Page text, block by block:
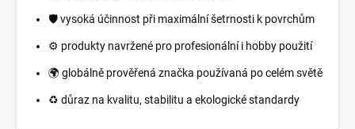
🛡️ vysoká účinnost při maximální šetrnosti k povrchům
⚙️ produkty navržené pro profesionální i hobby použití
🌍 globálně prověřená značka používaná po celém světě
♻️ důraz na kvalitu, stabilitu a ekologické standardy